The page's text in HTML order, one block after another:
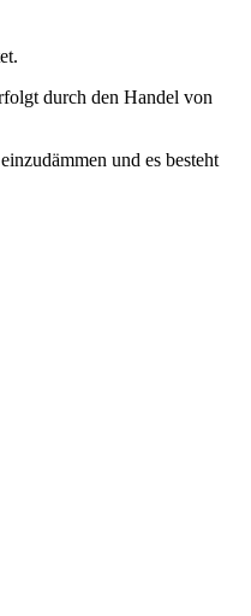
durch den Handel von
und es besteht